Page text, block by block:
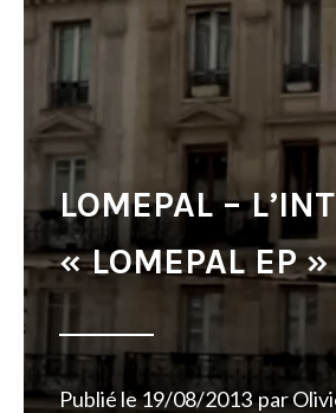
LOMEPAL –
« LOMEPAL EP »
Publié le19/08/2013 par